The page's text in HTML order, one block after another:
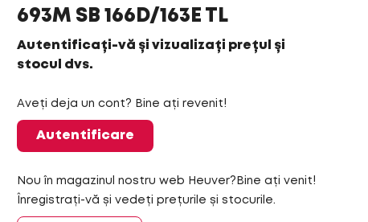
693M SB 166D/163E TL
Autentificați-vă și vizualizați prețul și
stocul dvs.
Aveți deja un cont? Bine ați revenit!
Autentificare
Nou în magazinul nostru web Heuver?Bine ați venit!
Înregistrați-vă și vedeți prețurile și stocurile.